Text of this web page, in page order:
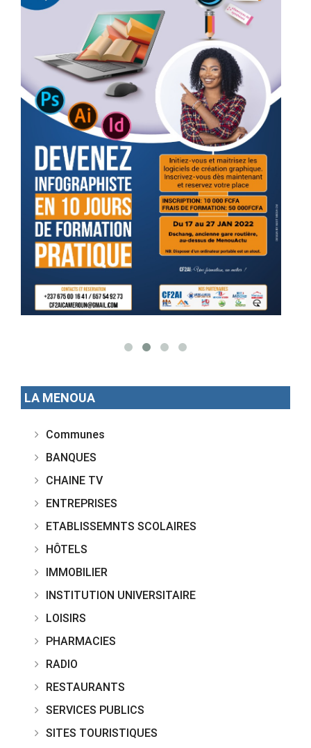
LA MENOUA
Communes
BANQUES
CHAINE TV
ENTREPRISES
ETABLISSEMNTS SCOLAIRES
HÔTELS
IMMOBILIER
INSTITUTION UNIVERSITAIRE
LOISIRS
PHARMACIES
RADIO
RESTAURANTS
SERVICES PUBLICS
SITES TOURISTIQUES